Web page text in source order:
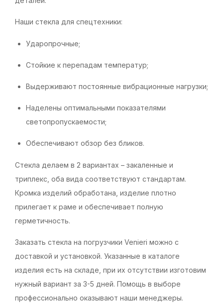
Наши стекла для спецтехники:
Ударопрочные;
Стойкие к перепадам температур;
Выдерживают постоянные вибрационные нагрузки;
Наделены оптимальными показателями
светопропускаемости;
Обеспечивают обзор без бликов.
Стекла делаем в 2 вариантах – закаленные и
триплекс, оба вида соответствуют стандартам.
Кромка изделий обработана, изделие плотно
прилегает к раме и обеспечивает полную
герметичность.
Заказать стекла на погрузчики Venieri можно с
доставкой и установкой. Указанные в каталоге
изделия есть на складе, при их отсутствии изготовим
нужный вариант за 3-5 дней. Помощь в выборе
профессионально оказывают наши менеджеры.